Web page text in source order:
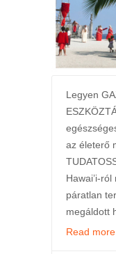
Legyen
az életerő
Hawai’i-
páratlan
megáldott
Read more